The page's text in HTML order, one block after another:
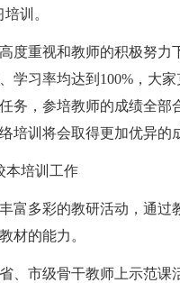
训。
重视和教师的积极努力
学习率均达到100%，大
务，参培教师的成绩全部
培训将会取得更加优异的
培训工作
彩的教研活动，通过教
材的能力。
级骨干教师上示范课活